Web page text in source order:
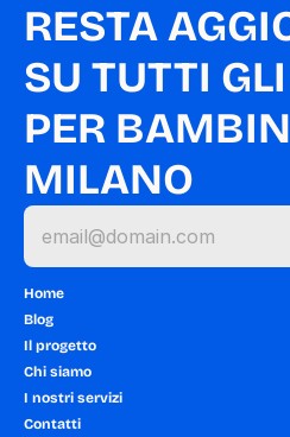
RESTA
SU TUTTI
PER
MILANO
Home
Blog
Il progetto
Chi siamo
I nostri servizi
Contatti